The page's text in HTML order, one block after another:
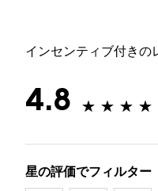
インセンティブ付きの
4.8
星の評価でフィルター